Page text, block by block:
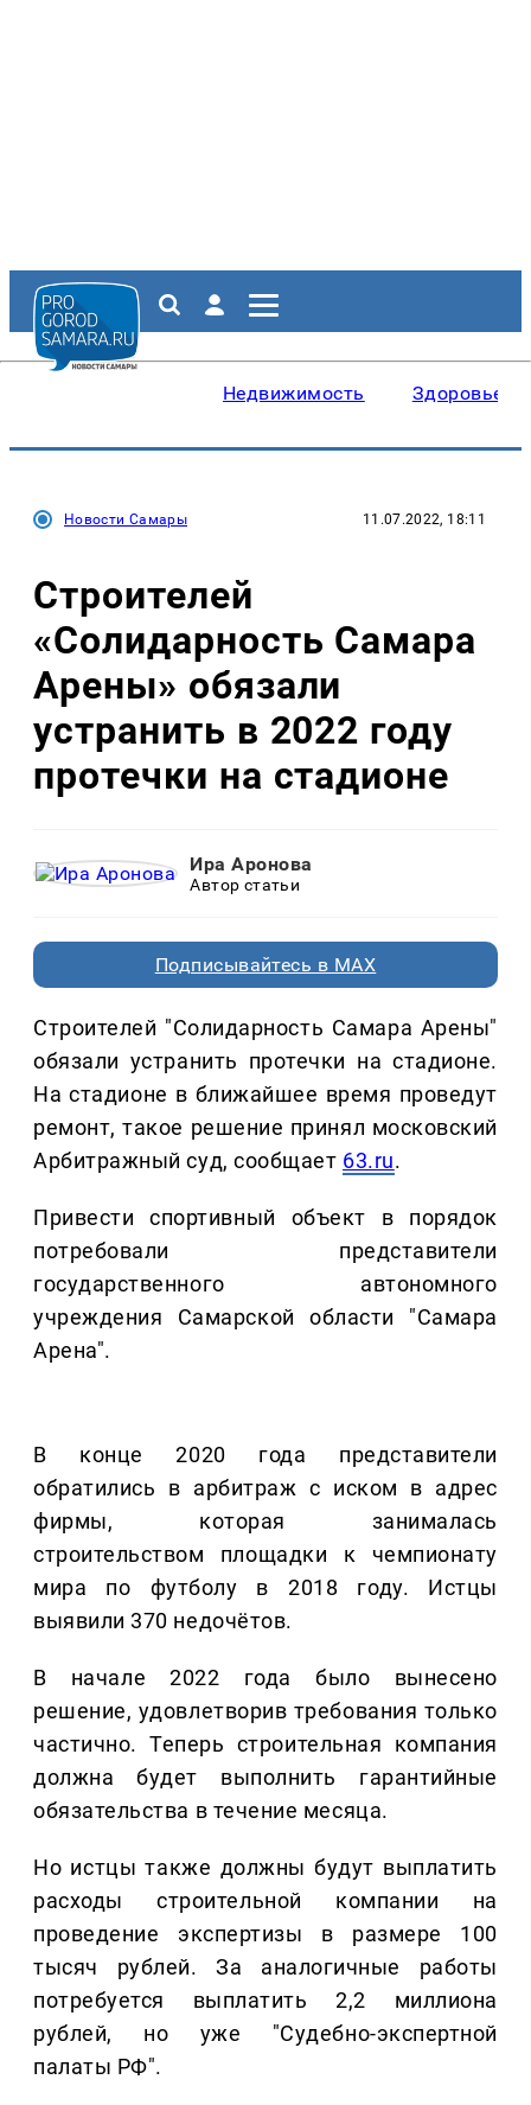
Недвижимость Здоровье
Новости Самары 11.07.2022, 18:11
Строителей
«Солидарность Самара
Арены» обязали
устранить в 2022 году
протечки на стадионе
Ира Аронова
Автор статьи
Подписывайтесь в MAX
Строителей "Солидарность Самара Арены"
обязали устранить протечки на стадионе.
На стадионе в ближайшее время проведут
ремонт, такое решение принял московский
Арбитражный суд, сообщает 63.ru.
Привести спортивный объект в порядок
потребовали представители
государственного автономного
учреждения Самарской области "Самара
Арена".
В конце 2020 года представители
обратились в арбитраж с иском в адрес
фирмы, которая занималась
строительством площадки к чемпионату
мира по футболу в 2018 году. Истцы
выявили 370 недочётов.
В начале 2022 года было вынесено
решение, удовлетворив требования только
частично. Теперь строительная компания
должна будет выполнить гарантийные
обязательства в течение месяца.
Но истцы также должны будут выплатить
расходы строительной компании на
проведение экспертизы в размере 100
тысяч рублей. За аналогичные работы
потребуется выплатить 2,2 миллиона
рублей, но уже "Судебно-экспертной
палаты РФ".